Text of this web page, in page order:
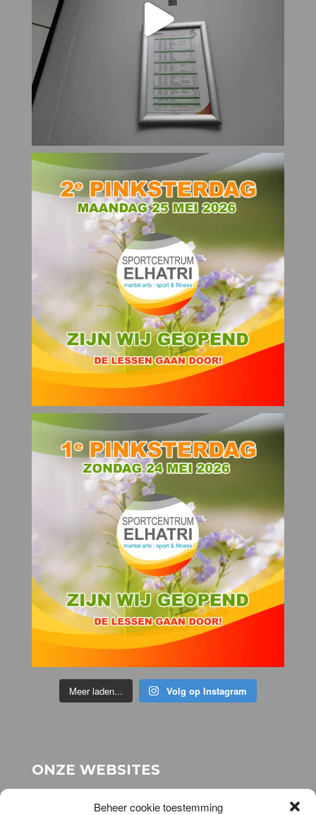
Beheer cookie toestemming
Meer laden... Volg op Instagram
ONZE WEBSITES
voor onze stichting:
www.stichting-topsport-